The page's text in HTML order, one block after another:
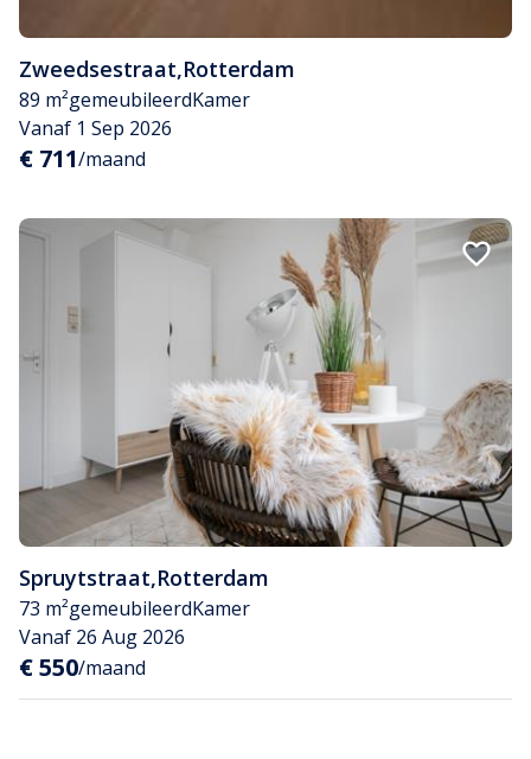
Zweedsestraat,Rotterdam
89 m²gemeubileerdKamer
Vanaf 1 Sep 2026
€ 711/maand
Spruytstraat,Rotterdam
73 m²gemeubileerdKamer
Vanaf 26 Aug 2026
€ 550/maand